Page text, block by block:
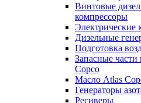
Винтовые
компрессоры
Электрические
Дизельные
Подготовка
Запасные
Copco
Масло Atlas
Генераторы
Ресиверы